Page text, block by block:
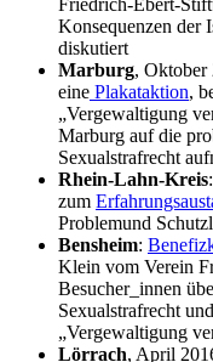
Friedrich-Ebert-
Konsequenzen der
diskutiert
Marburg, Oktober
eine Plakataktion,
„Vergewaltigung
Marburg auf die
Sexualstrafrecht
Rhein-Lahn-Kreis
zum
Problemund
Bensheim:
Klein vom Verein
Besucher_innen
Sexualstrafrecht
„Vergewaltigung
Lörrach, April